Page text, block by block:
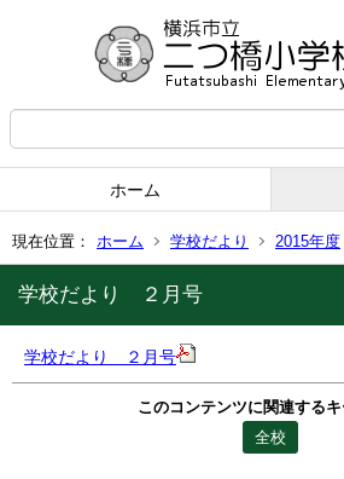
ホーム
現在位置： ホーム 学校だより 2015年度
学校だより ２月号
学校だより ２月号
このコンテンツに関連する
全校